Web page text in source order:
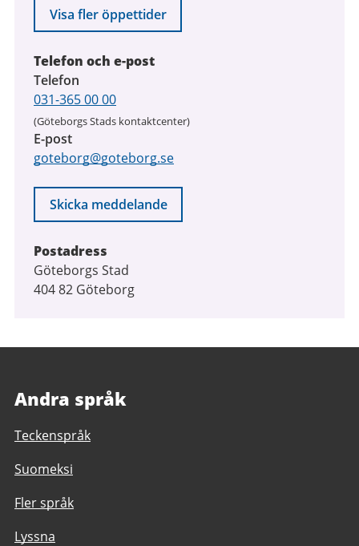
augusti
2026
Visa fler öppettider
Telefon och e-post
Telefon
031-365 00 00
(Göteborgs Stads kontaktcenter)
E-post
goteborg@goteborg.se
Skicka meddelande
Postadress
Göteborgs Stad
404 82 Göteborg
Andra språk
Teckenspråk
Suomeksi
Fler språk
Lyssna